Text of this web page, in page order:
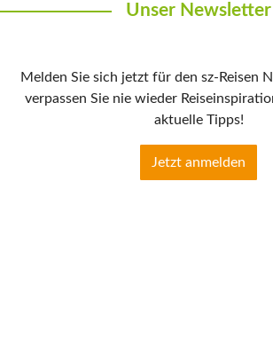
Unser Newsletter
Melden Sie sich jetzt für den sz-Reisen
verpassen Sie nie wieder
aktuelle Tipps!
Jetzt anmelden